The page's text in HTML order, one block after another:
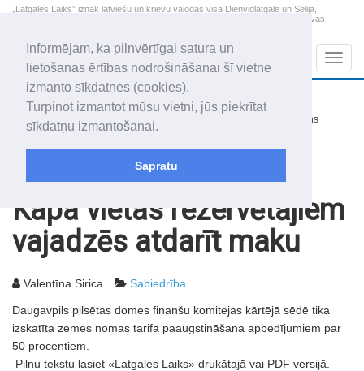
Informējam, ka pilnvērtīgai satura un
lietošanas ērtības nodrošināšanai šī vietne
izmanto sīkdatnes (cookies).
Turpinot izmantot mūsu vietni, jūs piekrītat
sīkdatņu izmantošanai.
Sapratu
„Latgales Laiks” iznāk latviešu un krievu valodās visā Dienvidlatgalē un Sēlijā,
„Latgales Laiks” latviešu valodā aptver Daugavpils valstspilsētu, Augšdaugavas
2026. gada 8. augusts
Sestdiena
Mudīte, Vladislava, Vladislavs
+14.3
nedaudz mākoņains
Kapa vietas rezervētājiem
vajadzēs atdarīt maku
Valentīna Sirica Sabiedrība
Daugavpils pilsētas domes finanšu komitejas kārtējā sēdē tika
izskatīta zemes nomas tarifa paaugstināšana apbedījumiem par
50 procentiem.
Pilnu tekstu lasiet «Latgales Laiks» drukātajā vai PDF versijā.